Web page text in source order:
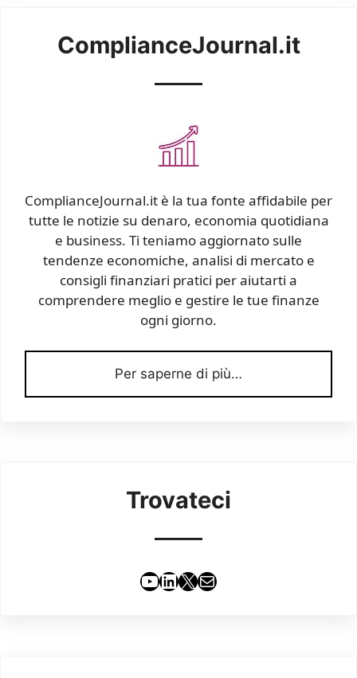
ComplianceJournal.it
ComplianceJournal.it è la tua fonte affidabile per
tutte le notizie su denaro, economia quotidiana
e business. Ti teniamo aggiornato sulle
tendenze economiche, analisi di mercato e
consigli finanziari pratici per aiutarti a
comprendere meglio e gestire le tue finanze
ogni giorno.
Per saperne di più…
Trovateci
YouTube
LinkedIn
X Email